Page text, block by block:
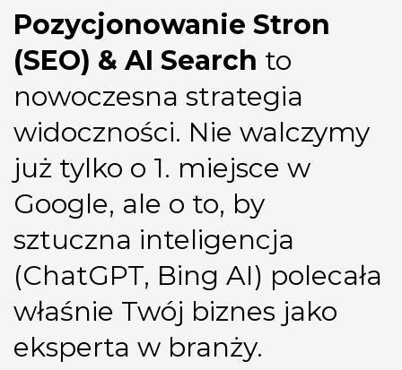
Pozycjonowanie Stron
(SEO) & AI Search to
nowoczesna strategia
widoczności. Nie walczymy
już tylko o 1. miejsce w
Google, ale o to, by
sztuczna inteligencja
(ChatGPT, Bing AI) polecała
właśnie Twój biznes jako
eksperta w branży.